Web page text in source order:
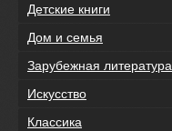
Детские книги
Дом и семья
Зарубежная литература
Искусство
Классика